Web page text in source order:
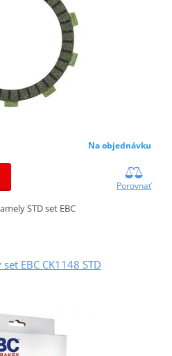
Na objednávku
Porovnať
STD set EBC
EBC CK1148 STD